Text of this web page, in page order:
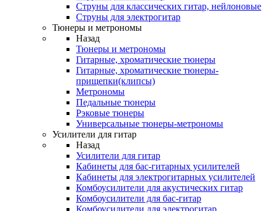
Струны для классических гитар, нейлоновые
Струны для электрогитар
Тюнеры и метрономы
Назад
Тюнеры и метрономы
Гитарные, хроматические тюнеры
Гитарные, хроматические тюнеры-
прищепки(клипсы)
Метрономы
Педальные тюнеры
Рэковые тюнеры
Универсальные тюнеры-метрономы
Усилители для гитар
Назад
Усилители для гитар
Кабинеты для бас-гитарных усилителей
Кабинеты для электрогитарных усилителей
Комбоусилители для акустических гитар
Комбоусилители для бас-гитар
Комбоусилители для электрогитар